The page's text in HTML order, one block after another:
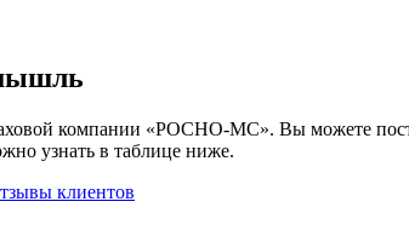
компании «РОСНО-МС». Вы можете
узнать в таблице ниже.
клиентов